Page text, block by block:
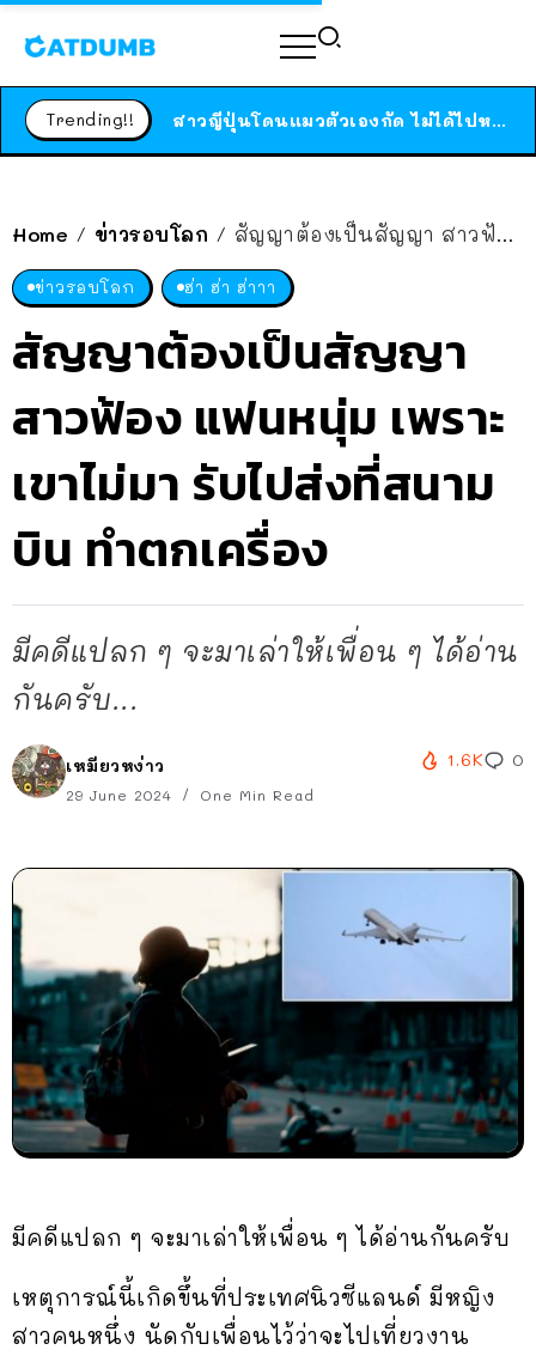
Trending!! สาวญี่ปุ่นโดนแมวตัวเองกัด ไม่ได้ไปหาหมอตั้งแต่เนิ่นๆ สุดท้ายขาบวม กลายเป็นโรคเนื้อเน่า เตือนทาสแมวทั้งหลายให้ระวัง
Home / ข่าวรอบโลก / สัญญาต้องเป็นสัญญา สาวฟ้อง แฟนหนุ่ม เพราะเขาไม่มา รับไปส่งที่สนามบิน ทำตกเครื่อง
ข่าวรอบโลก ฮ่า ฮ่า ฮ่าาา
สัญญาต้องเป็นสัญญา
สาวฟ้อง แฟนหนุ่ม เพราะ
เขาไม่มา รับไปส่งที่สนาม
บิน ทำตกเครื่อง
มีคดีแปลก ๆ จะมาเล่าให้เพื่อน ๆ ได้อ่าน
กันครับ...
เหมียวหง่าว
29 June 2024 One Min Read
1.6K 0
มีคดีแปลก ๆ จะมาเล่าให้เพื่อน ๆ ได้อ่านกันครับ
เหตุการณ์นี้เกิดขึ้นที่ประเทศนิวซีแลนด์ มีหญิง
สาวคนหนึ่ง นัดกับเพื่อนไว้ว่าจะไปเที่ยวงาน